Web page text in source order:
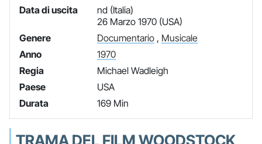
Data di uscita
nd (Italia)
26 Marzo 1970 (USA)
Genere
Documentario, Musicale
Anno
1970
Regia
Michael Wadleigh
Paese
USA
Durata
169 Min
TRAMA DEL FILM WOODSTOCK